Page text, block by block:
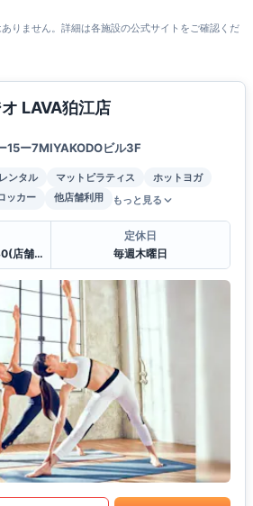
りません。詳細は各施設の公式サイトをご確認くだ
LAVA狛江店
15ー7MIYAKODOビル3F
ンタル マットピラティス
ホットヨガ
ッカー 他店舗利用 もっと見る
毎週月曜日 14:30〜17:30(店舗クローズ)
定休日
毎週木曜日